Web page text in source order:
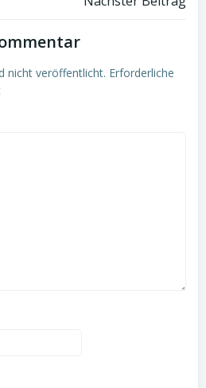
nicht veröffentlicht. Erforderliche